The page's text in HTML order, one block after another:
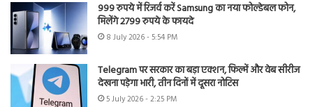
999 रुपये में रिजर्व करें Samsung का नया फोल्डेबल फोन,
मिलेंगे 2799 रुपये के फायदे
8 July 2026 - 5:54 PM
Telegram पर सरकार का बड़ा एक्शन, फिल्में और वेब सीरीज
देखना पड़ेगा भारी, तीन दिनों में दूसरा नोटिस
5 July 2026 - 2:25 PM